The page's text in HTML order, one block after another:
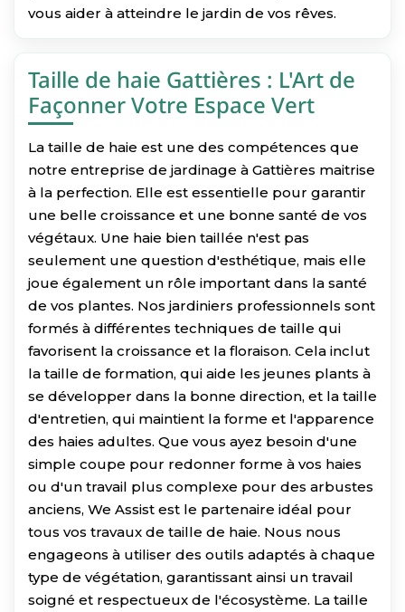
vous aider à atteindre le jardin de vos rêves.
Taille de haie Gattières : L'Art de
Façonner Votre Espace Vert
La taille de haie est une des compétences que
notre entreprise de jardinage à Gattières maitrise
à la perfection. Elle est essentielle pour garantir
une belle croissance et une bonne santé de vos
végétaux. Une haie bien taillée n'est pas
seulement une question d'esthétique, mais elle
joue également un rôle important dans la santé
de vos plantes. Nos jardiniers professionnels sont
formés à différentes techniques de taille qui
favorisent la croissance et la floraison. Cela inclut
la taille de formation, qui aide les jeunes plants à
se développer dans la bonne direction, et la taille
d'entretien, qui maintient la forme et l'apparence
des haies adultes. Que vous ayez besoin d'une
simple coupe pour redonner forme à vos haies
ou d'un travail plus complexe pour des arbustes
anciens, We Assist est le partenaire idéal pour
tous vos travaux de taille de haie. Nous nous
engageons à utiliser des outils adaptés à chaque
type de végétation, garantissant ainsi un travail
soigné et respectueux de l'écosystème. La taille